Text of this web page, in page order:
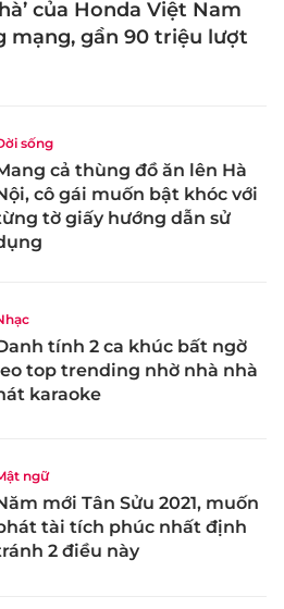
của Honda Việt Nam
mạng, gần 90 triệu lượt
sống
cả thùng đồ ăn lên Hà
cô gái muốn bật khóc với
tờ giấy hướng dẫn sử
tính 2 ca khúc bất ngờ
top trending nhờ nhà nhà
karaoke
ngữ
mới Tân Sửu 2021, muốn
tài tích phúc nhất định
2 điều này